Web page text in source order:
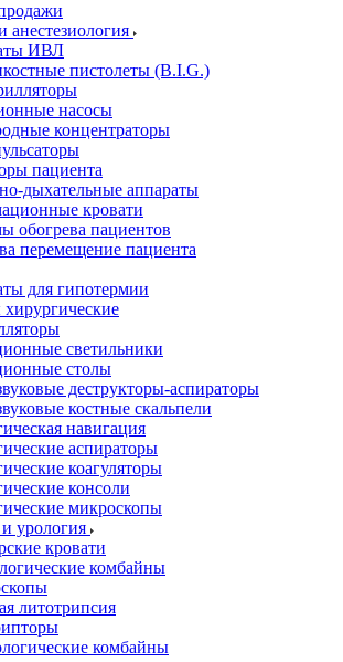
анестезиология
ИВЛ
пистолеты (B.I.G.)
насосы
концентраторы
пациента
дыхательные аппараты
кровати
обогрева пациентов
перемещение пациента
для гипотермии
светильники
столы
деструкторы-аспираторы
костные скальпели
навигация
аспираторы
коагуляторы
консоли
микроскопы
урология
кровати
комбайны
литотрипсия
комбайны